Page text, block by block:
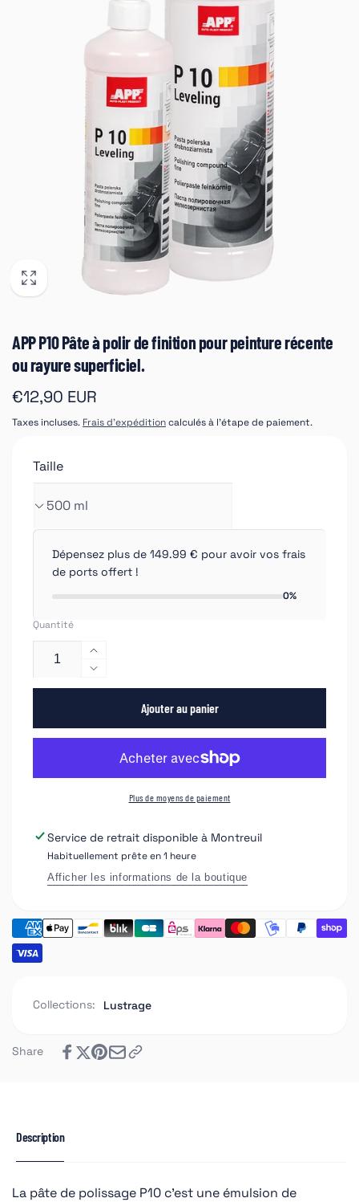
APP P10 Pâte à polir de finition pour peinture récente
ou rayure superficiel.
Prix
habituel
€12,90 EUR
Taxes incluses. Frais d'expéditioncalculés à l'étape de paiement.
Taille
Dépensez plus de 149.99 € pour avoir vos frais
de ports offert !
0%
Quantité
Augmenter
la
quantité
APP
P10
Pâte
à
pour
peinture
récente
superficiel.
Réduire
la
quantité
de
APP
Pâte
finition
pour
peinture
rayure
Ajouter au panier
Plus de moyens de paiement
Service de retrait disponible à Montreuil
Habituellement prête en 1 heure
Afficher les informations de la boutique
Collections: Lustrage
Share
Description
La pâte de polissage P10 c’est une émulsion de